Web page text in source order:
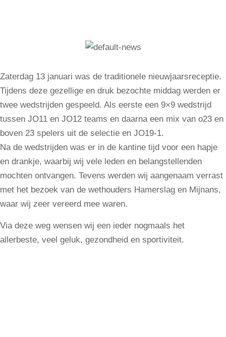
Zaterdag 13 januari was de traditionele nieuwjaarsreceptie.
Tijdens deze gezellige en druk bezochte middag werden er
twee wedstrijden gespeeld. Als eerste een 9×9 wedstrijd
tussen JO11 en JO12 teams en daarna een mix van o23 en
boven 23 spelers uit de selectie en JO19-1.
Na de wedstrijden was er in de kantine tijd voor een hapje
en drankje, waarbij wij vele leden en belangstellenden
mochten ontvangen. Tevens werden wij aangenaam verrast
met het bezoek van de wethouders Hamerslag en Mijnans,
waar wij zeer vereerd mee waren.
Via deze weg wensen wij een ieder nogmaals het
allerbeste, veel geluk, gezondheid en sportiviteit.